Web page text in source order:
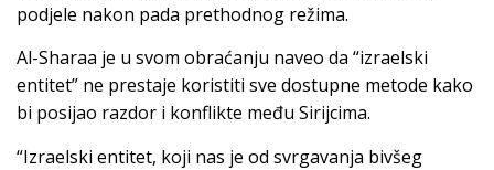
podjele nakon pada prethodnog režima.
Al-Sharaa je u svom obraćanju naveo da “izraelski
entitet” ne prestaje koristiti sve dostupne metode kako
bi posijao razdor i konflikte među Sirijcima.
“Izraelski entitet, koji nas je od svrgavanja bivšeg